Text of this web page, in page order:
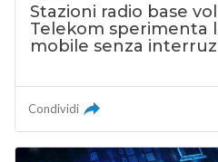
Stazioni radio base
Telekom sperimenta
mobile senza
Condividi